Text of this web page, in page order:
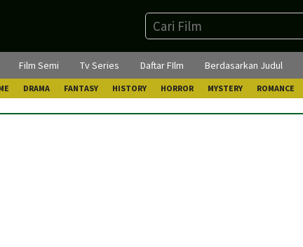
Film Semi Tv Series Daftar FIlm Berdasarkan Judul
DRAMA FANTASY HISTORY HORROR MYSTERY ROMANCE